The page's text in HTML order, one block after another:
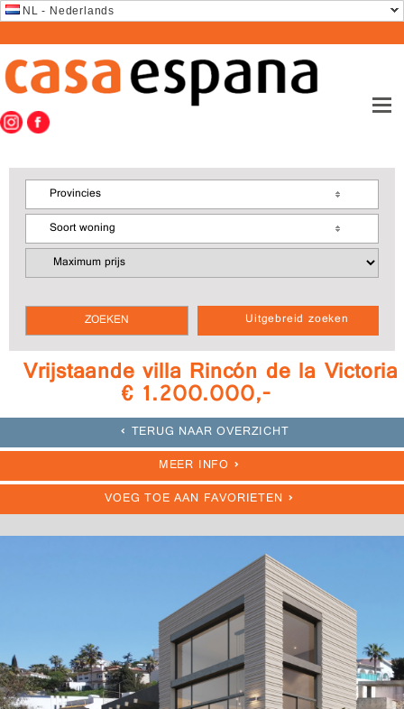
NL - Nederlands
Uitgebreid zoeken
Provincies
Soort woning
Vrijstaande villa Rincón de la Victoria
€ 1.200.000,-
TERUG NAAR OVERZICHT
MEER INFO
VOEG TOE AAN FAVORIETEN